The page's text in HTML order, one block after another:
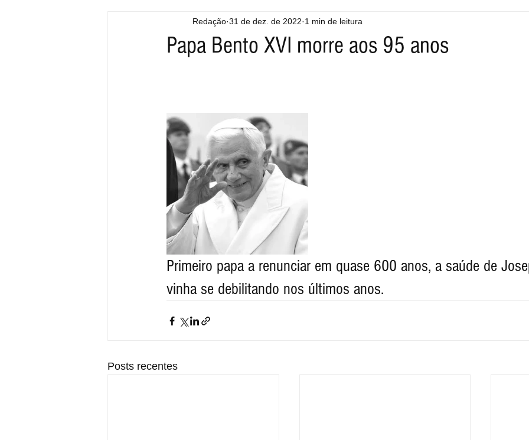
ENTRETENIMENTO SÃO PAULO
Papa Bento XVI morre aos 95 anos
Redação 31 de dez. de 2022 1 min de leitura
Primeiro papa a renunciar em quase 600 anos, a saúde de
vinha se debilitando nos últimos anos.
Posts recentes